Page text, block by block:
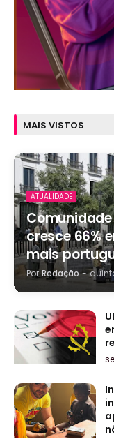
MAIS VISTOS
ATUALIDADE
cresce 66%
mais
Por Redação -